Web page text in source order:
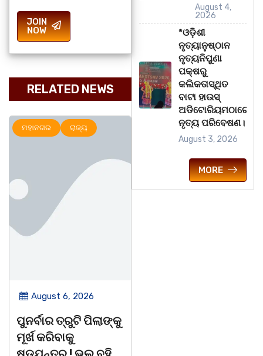
JOIN
NOW
RELATED NEWS
ମହାନଗର ରାଜ୍ୟ
August 6, 2026
ପୁନର୍ବାର ତ୍ରୁଟି ପିଲାଙ୍କୁ
ମୂର୍ଖ କରିବାକୁ
ରାଜ୍ୟ
August 4,
2026
*ଓଡ଼ିଶୀ
ନୃତ୍ୟାନୁଷ୍ଠାନ
ନୃତ୍ୟନିପୁଣା
ପକ୍ଷରୁ
କଲିକତାସ୍ଥିତ
ବାଟା ହାଉସ୍
ଅଡିଟୋରିୟମଠାରେ
ନୃତ୍ୟ ପରିବେଷଣ।
August 3, 2026
MORE